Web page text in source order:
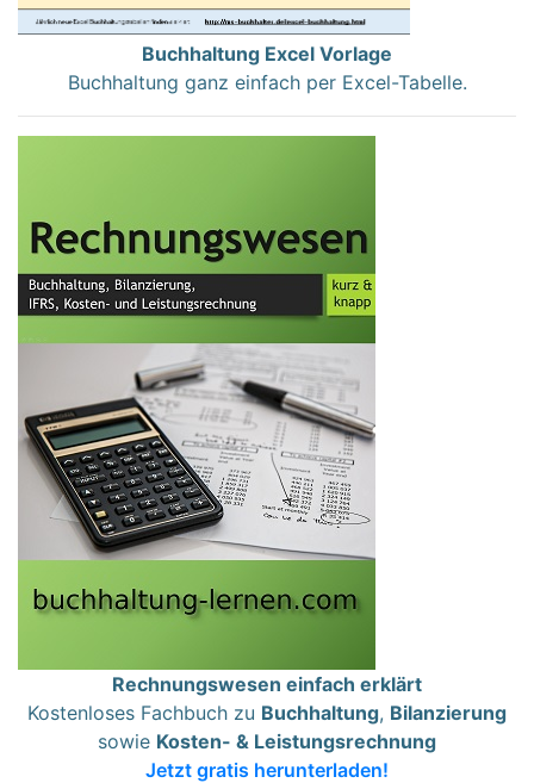
Buchhaltung Excel Vorlage
Buchhaltung ganz einfach per Excel-Tabelle.
Rechnungswesen einfach erklärt
Kostenloses Fachbuch zu Buchhaltung, Bilanzierung
sowie Kosten- & Leistungsrechnung
Jetzt gratis herunterladen!